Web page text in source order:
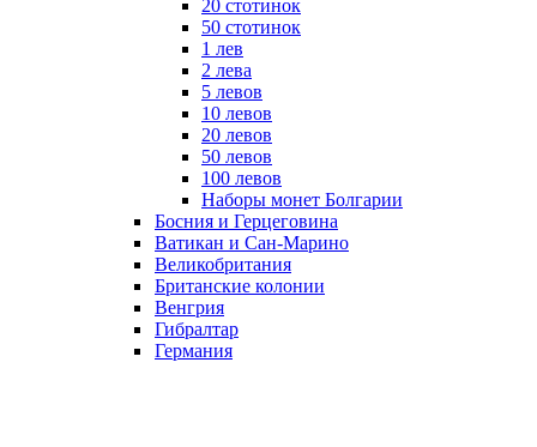
20 стотинок
50 стотинок
1 лев
2 лева
5 левов
10 левов
20 левов
50 левов
100 левов
Наборы монет Болгарии
Босния и Герцеговина
Ватикан и Сан-Марино
Великобритания
Британские колонии
Венгрия
Гибралтар
Германия